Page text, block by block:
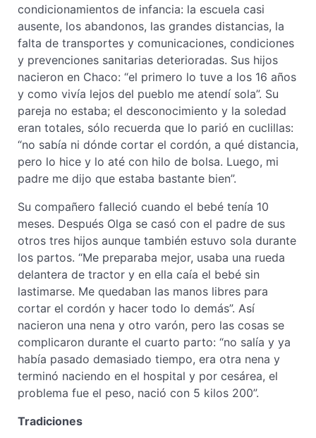
condicionamientos de infancia: la escuela casi
ausente, los abandonos, las grandes distancias, la
falta de transportes y comunicaciones, condiciones
y prevenciones sanitarias deterioradas. Sus hijos
nacieron en Chaco: “el primero lo tuve a los 16 años
y como vivía lejos del pueblo me atendí sola”. Su
pareja no estaba; el desconocimiento y la soledad
eran totales, sólo recuerda que lo parió en cuclillas:
“no sabía ni dónde cortar el cordón, a qué distancia,
pero lo hice y lo até con hilo de bolsa. Luego, mi
padre me dijo que estaba bastante bien”.
Su compañero falleció cuando el bebé tenía 10
meses. Después Olga se casó con el padre de sus
otros tres hijos aunque también estuvo sola durante
los partos. “Me preparaba mejor, usaba una rueda
delantera de tractor y en ella caía el bebé sin
lastimarse. Me quedaban las manos libres para
cortar el cordón y hacer todo lo demás”. Así
nacieron una nena y otro varón, pero las cosas se
complicaron durante el cuarto parto: “no salía y ya
había pasado demasiado tiempo, era otra nena y
terminó naciendo en el hospital y por cesárea, el
problema fue el peso, nació con 5 kilos 200”.
Tradiciones